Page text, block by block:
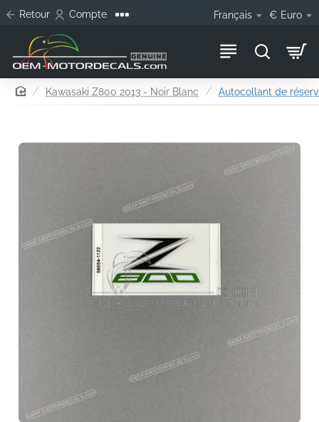
Retour Compte Français € Euro
homeKawasaki Z800 2013 - Noir Blanc Autocollant de